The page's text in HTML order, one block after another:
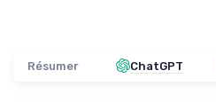
Résumer ChatGPT